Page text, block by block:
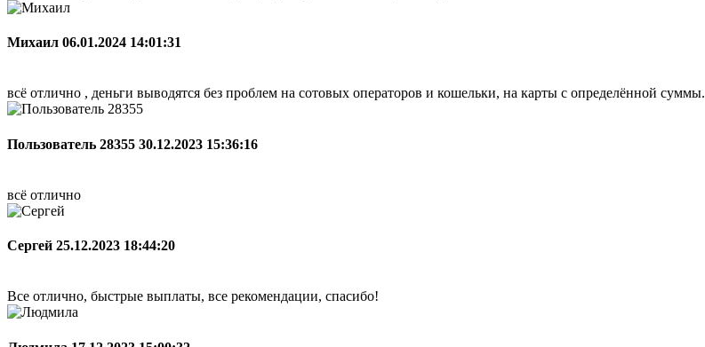
Михаил 06.01.2024 14:01:31
всё отлично , деньги выводятся без проблем на сотовых операторов и кошельки, на карты с определённой суммы.
Пользователь 28355 30.12.2023 15:36:16
всё отлично
Сергей 25.12.2023 18:44:20
Все отлично, быстрые выплаты, все рекомендации, спасибо!